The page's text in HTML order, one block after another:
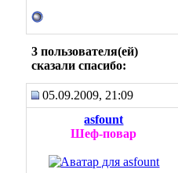
3 пользователя(ей)
сказали cпасибо:
05.09.2009, 21:09
asfount
Шеф-повар